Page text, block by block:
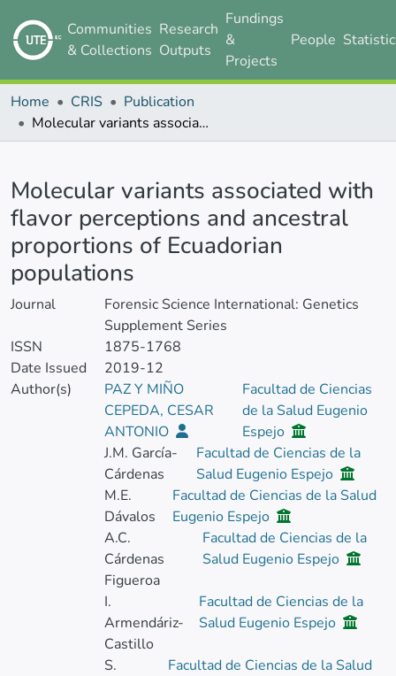
Communities
& Collections
Research
Outputs
Fundings
&
Projects
People
Home CRIS
Publication
Molecular variants associated with flavor perceptions and ancestral proportions of Ecuadorian populations
Molecular variants associated with
flavor perceptions and ancestral
proportions of Ecuadorian
populations
Journal
Forensic Science International: Genetics
Supplement Series
ISSN
1875-1768
Date Issued
2019-12
Author(s)
PAZ Y MIÑO
CEPEDA, CESAR
ANTONIO
Facultad de Ciencias
de la Salud Eugenio
Espejo
J.M. García-
Cárdenas
Facultad de Ciencias de la
Salud Eugenio Espejo
M.E.
Dávalos
Facultad de Ciencias de la Salud
Eugenio Espejo
A.C.
Cárdenas
Figueroa
Facultad de Ciencias de la
Salud Eugenio Espejo
I.
Armendáriz-
Castillo
Facultad de Ciencias de la
Salud Eugenio Espejo
S.
Facultad de Ciencias de la Salud